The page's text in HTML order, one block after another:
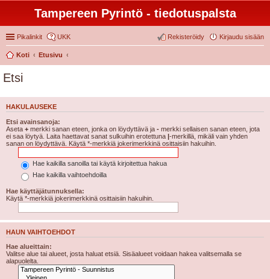
Tampereen Pyrintö - tiedotuspalsta
Pikalinkit UKK Kirjaudu sisään
Rekisteröidy
Koti Etusivu
Etsi
HAKULAUSEKE
Etsi avainsanoja:
Aseta + merkki sanan eteen, jonka on löydyttävä ja - merkki sellaisen sanan eteen, jota
ei saa löytyä. Laita haettavat sanat sulkuihin erotettuna |-merkillä, mikäli vain yhden
sanan on löydyttävä. Käytä *-merkkiä jokerimerkkinä osittaisiin hakuihin.
Hae kaikilla sanoilla tai käytä kirjoitettua hakua
Hae kaikilla vaihtoehdoilla
Hae käyttäjätunnuksella:
Käytä *-merkkiä jokerimerkkinä osittaisiin hakuihin.
HAUN VAIHTOEHDOT
Hae alueittain:
Valitse alue tai alueet, josta haluat etsiä. Sisäalueet voidaan hakea valitsemalla se
alapuolelta.